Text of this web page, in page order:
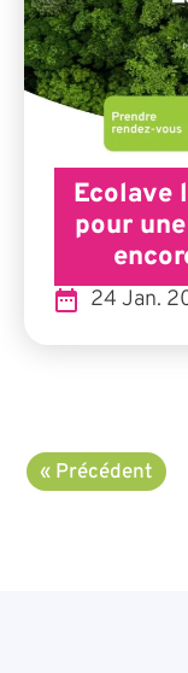
Ecolave
pour
24 Jan.
« Précédent